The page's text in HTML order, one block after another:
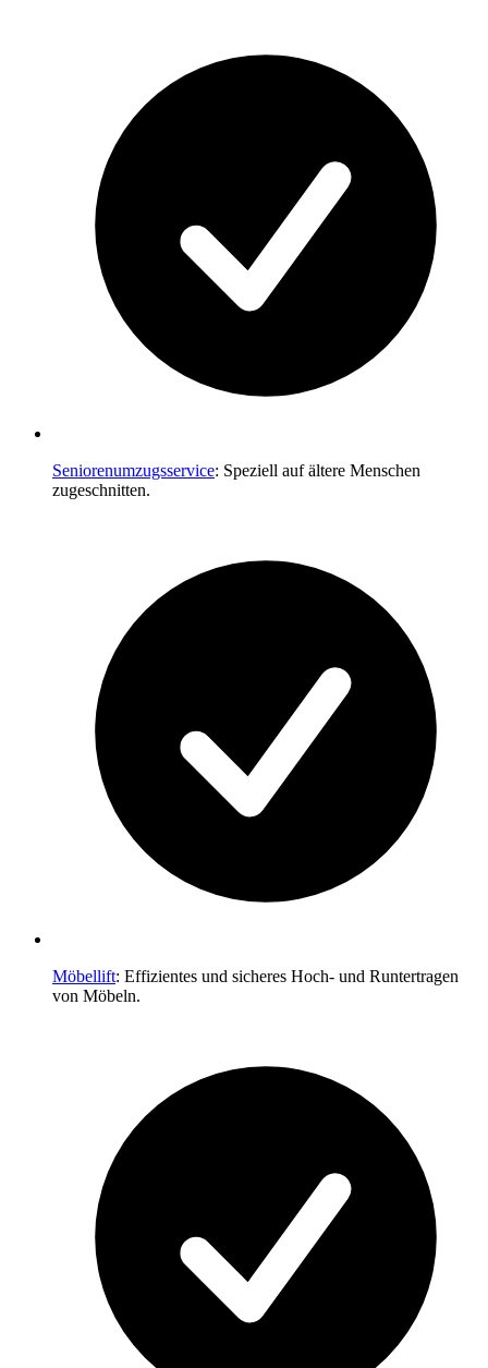
Seniorenumzugsservice: Speziell auf ältere Menschen
zugeschnitten.
Möbellift: Effizientes und sicheres Hoch- und Runtertragen
von Möbeln.